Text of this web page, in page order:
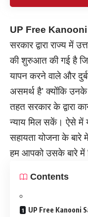
UP Free
सरकार द्वारा राज्य में
की शुरुआत की गई है
यापन करने वाले और
असमर्थ है’ क्योंकि
तहत सरकार के द्वारा
न्याय मिल सकें। ऐसे में
सहायता योजना के
हम आपको उसके बारे में
Contents
UP Free Kanooni